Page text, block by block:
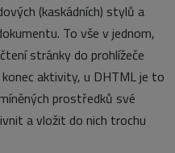
(kaskádních) stylů a
To vše v jednom,
stránky do prohlížeče
aktivity, u DHTML je to
prostředků své
a vložit do nich trochu